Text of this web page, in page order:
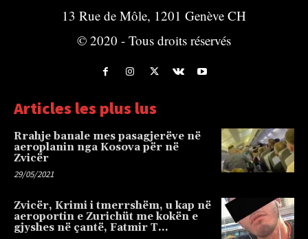
13 Rue de Môle, 1201 Genève CH
© 2020 - Tous droits réservés
Articles les plus lus
Rrahje banale mes pasagjerëve në
aeroplanin nga Kosova për në
Zvicër
29/05/2021
Zvicër, Krimi i tmerrshëm, u kap në
aeroportin e Zurichüt me kokën e
gjyshes në çantë, Fatmir T…